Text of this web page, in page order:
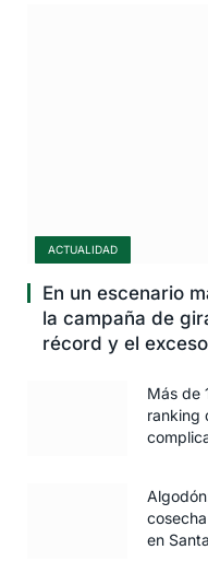
ACTUALIDAD
En un escenario
la campaña de
récord y el
Más de
ranking
en